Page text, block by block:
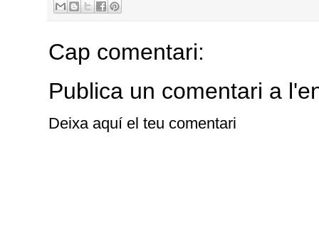
Cap comentari:
Publica un comentari a
Deixa aquí el teu comentari